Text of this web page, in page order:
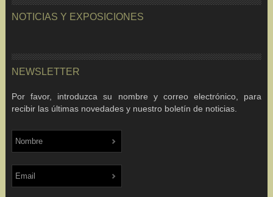
NOTICIAS Y EXPOSICIONES
NEWSLETTER
Por favor, introduzca su nombre y correo electrónico, para
recibir las últimas novedades y nuestro boletín de noticias.